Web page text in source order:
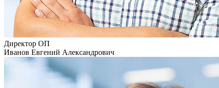
Директор ОП
Иванов Евгений Александрович